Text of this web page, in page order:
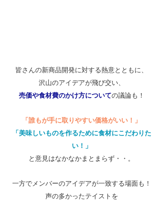
皆さんの新商品開発に対する熱意とともに、
沢山のアイデアが飛び交い、
売価や食材費のかけ方についての議論も！
「誰もが手に取りやすい価格がいい！」
「美味しいものを作るために食材にこだわりた
い！」
と意見はなかなかまとまらず・・。
一方でメンバーのアイデアが一致する場面も！
声の多かったテイストを